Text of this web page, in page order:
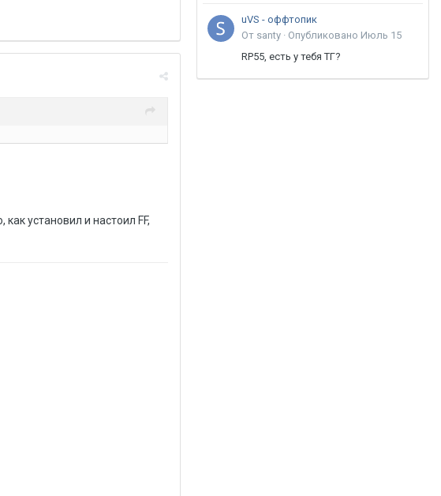
установил и настоил FF,
uVS - оффтопик
От santy · Опубликовано Июль 15
RP55, есть у тебя ТГ?